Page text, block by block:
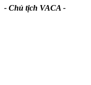
- Chủ tịch VACA -